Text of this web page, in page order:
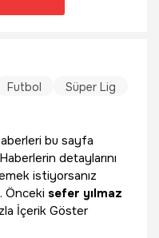
Futbol
Süper Lig
bu sayfa
detaylarını
istiyorsanız
Önceki sefer yılmaz
İçerik Göster